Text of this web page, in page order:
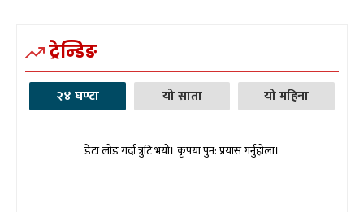
ट्रेन्डिङ
२४ घण्टा यो साता यो महिना
डेटा लोड गर्दा त्रुटि भयो। कृपया पुन: प्रयास गर्नुहोला।